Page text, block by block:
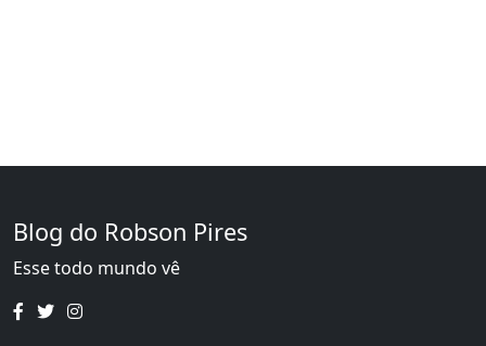
Blog do Robson Pires
Esse todo mundo vê